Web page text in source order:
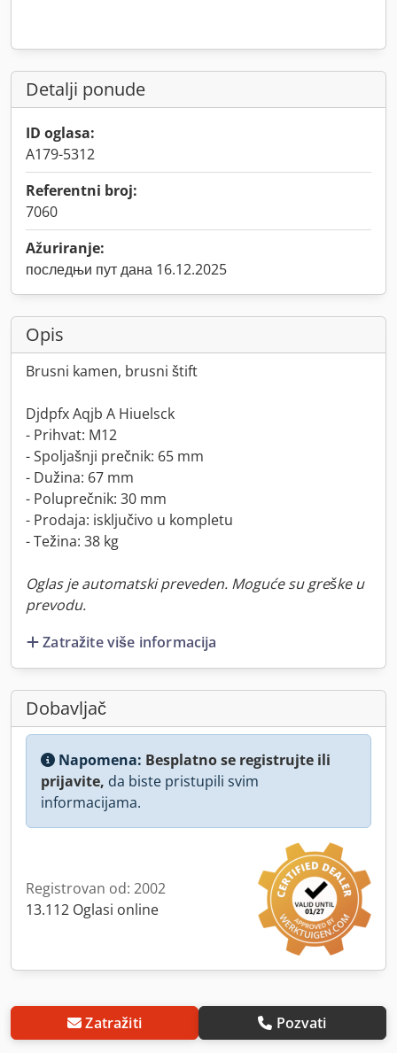
Detalji ponude
ID oglasa:
A179-5312
Referentni broj:
7060
Ažuriranje:
последњи пут дана 16.12.2025
Opis
Brusni kamen, brusni štift
Djdpfx Aqjb A Hiuelsck
- Prihvat: M12
- Spoljašnji prečnik: 65 mm
- Dužina: 67 mm
- Poluprečnik: 30 mm
- Prodaja: isključivo u kompletu
- Težina: 38 kg
Oglas je automatski preveden. Moguće su greške u
prevodu.
Zatražite više informacija
Dobavljač
Napomena: Besplatno se registrujte ili
prijavite, da biste pristupili svim
informacijama.
Registrovan od: 2002
13.112 Oglasi online
Zatražiti Pozvati